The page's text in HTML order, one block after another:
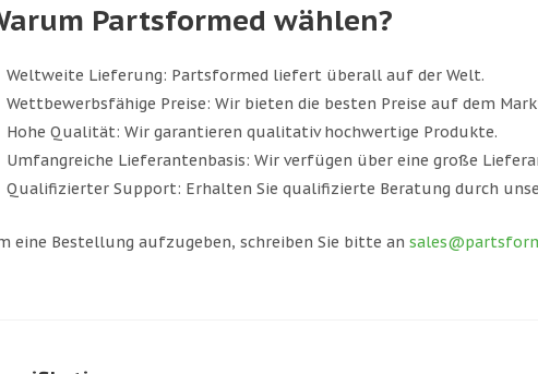
Partsformed wählen?
Weltweite Lieferung: Partsformed liefert überall auf der Welt.
Wettbewerbsfähige Preise: Wir bieten die besten Preise auf dem
Hohe Qualität: Wir garantieren qualitativ hochwertige Produkte.
Umfangreiche Lieferantenbasis: Wir verfügen über eine große
Qualifizierter Support: Erhalten Sie qualifizierte Beratung durch
eine Bestellung aufzugeben, schreiben Sie bitte an